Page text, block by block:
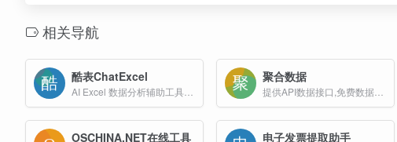
相关导航
酷表ChatExcel 聚合数据
提供API数据接口,免费数据调用,API接口平台
OSCHINA.NET在线工具 电子发票提取助手